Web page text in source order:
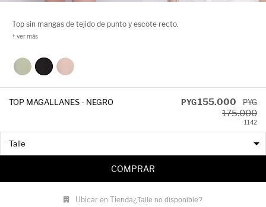
Top sin mangas de tejido de punto y escote recto.
TOP MAGALLANES - NEGRO PYG155.000 PYG
175.000
1142
COMPRAR
Ubicar en Tienda¿Talle no disponible?